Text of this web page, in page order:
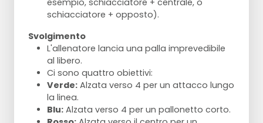
esempio, schiacciatore + centrale, o
schiacciatore + opposto).
Svolgimento
L'allenatore lancia una palla imprevedibile
al libero.
Ci sono quattro obiettivi:
Verde: Alzata verso 4 per un attacco lungo
la linea.
Blu: Alzata verso 4 per un pallonetto corto.